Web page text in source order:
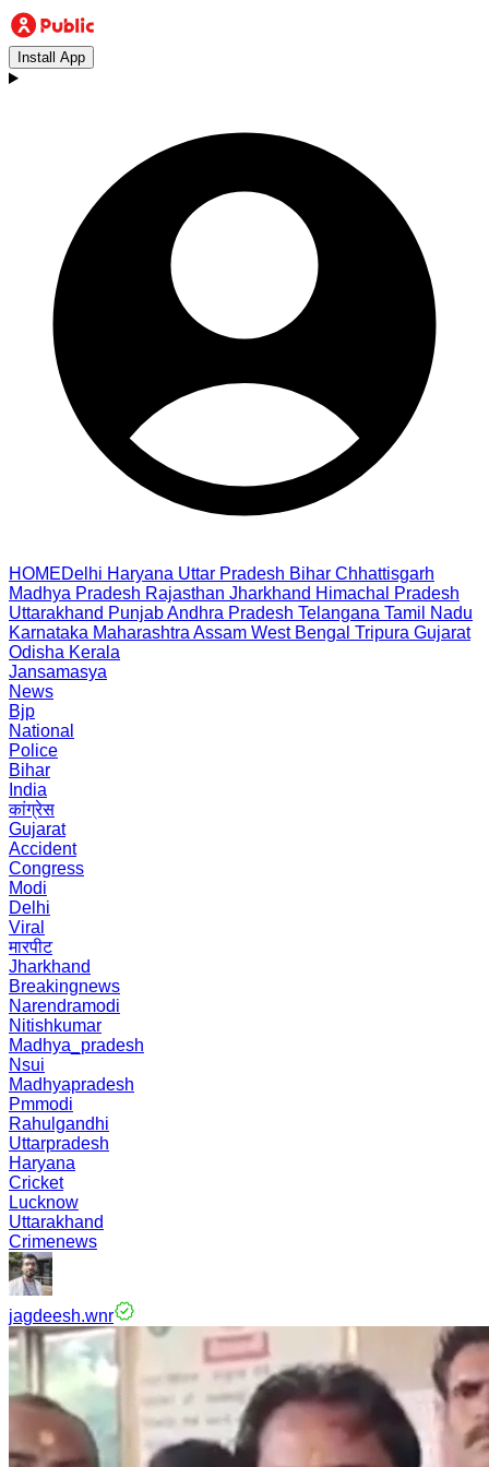
Install App
HOMEDelhi Haryana Uttar Pradesh Bihar Chhattisgarh
Madhya Pradesh Rajasthan Jharkhand Himachal Pradesh
Uttarakhand PunjabAndhra Pradesh Telangana Tamil Nadu
Karnataka Maharashtra Assam West Bengal Tripura Gujarat
Odisha Kerala
Jansamasya
News
Bjp
National
Police
Bihar
India
कांग्रेस
Gujarat
Accident
Congress
Modi
Delhi
Viral
मारपीट
Jharkhand
Breakingnews
Narendramodi
Nitishkumar
Madhya_pradesh
Nsui
Madhyapradesh
Pmmodi
Rahulgandhi
Uttarpradesh
Haryana
Cricket
Lucknow
Uttarakhand
Crimenews
jagdeesh.wnr